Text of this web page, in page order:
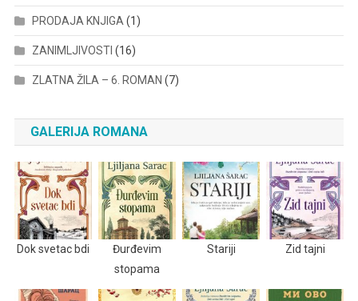
PRODAJA KNJIGA (1)
ZANIMLJIVOSTI (16)
ZLATNA ŽILA – 6. ROMAN (7)
GALERIJA ROMANA
Dok svetac bdi
Đurđevim
stopama
Stariji Zid tajni